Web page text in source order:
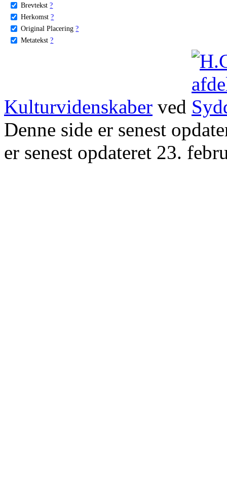
Brevtekst ?
Herkomst ?
Original Placering ?
Metatekst ?
Kulturvidenskaber ved
Denne side er senest
er senest opdateret 23.